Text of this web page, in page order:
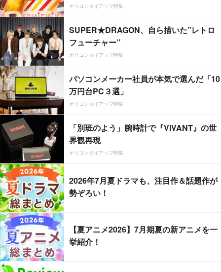
オリコンタイアップ特集
SUPER★DRAGON、自ら描いた”レトロ
フューチャー”
オリコンタイアップ特集
パソコンメーカー社員が本気で選んだ「10
万円台PC３選」
オリコンタイアップ特集
「別班のよう」腕時計で『VIVANT』の世
界観再現
オリコンタイアップ特集
2026年7月夏ドラマも、注目作＆話題作が
勢ぞろい！
【夏アニメ2026】7月期夏の新アニメを一
挙紹介！